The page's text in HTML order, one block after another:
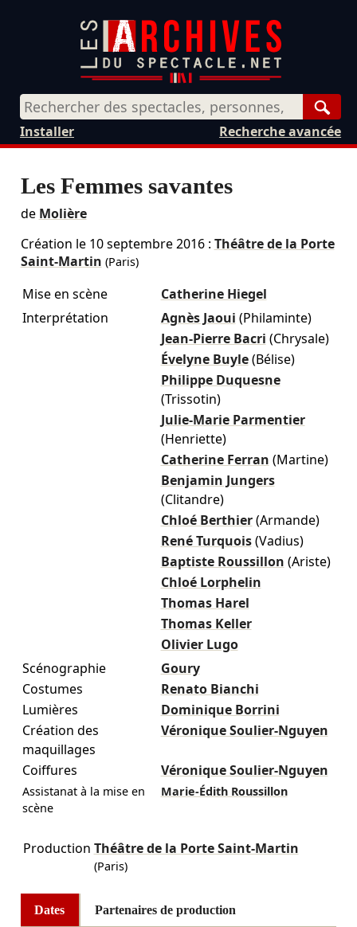
Recherche avancée
Installer
Les Femmes savantes
de Molière
Création le 10 septembre 2016: Théâtre de la Porte
Saint-Martin (Paris)
Mise en scène
Catherine Hiegel
Interprétation
Agnès Jaoui (Philaminte)
Jean-Pierre Bacri (Chrysale)
Évelyne Buyle (Bélise)
Philippe Duquesne
(Trissotin)
Julie-Marie Parmentier
(Henriette)
Catherine Ferran (Martine)
Benjamin Jungers
(Clitandre)
Chloé Berthier (Armande)
René Turquois (Vadius)
Baptiste Roussillon (Ariste)
Chloé Lorphelin
Thomas Harel
Thomas Keller
Olivier Lugo
Scénographie
Goury
Costumes
Renato Bianchi
Lumières
Dominique Borrini
Création des
maquillages
Véronique Soulier-Nguyen
Coiffures Véronique Soulier-Nguyen
Assistanat à la mise en
scène
Marie-Édith Roussillon
Production Théâtre de la Porte Saint-Martin
(Paris)
Dates Partenaires de production